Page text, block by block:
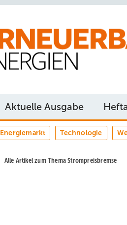
Aktuelle Ausgabe
Energiemarkt Technologie
Alle Artikel zum Thema Strompreisbremse